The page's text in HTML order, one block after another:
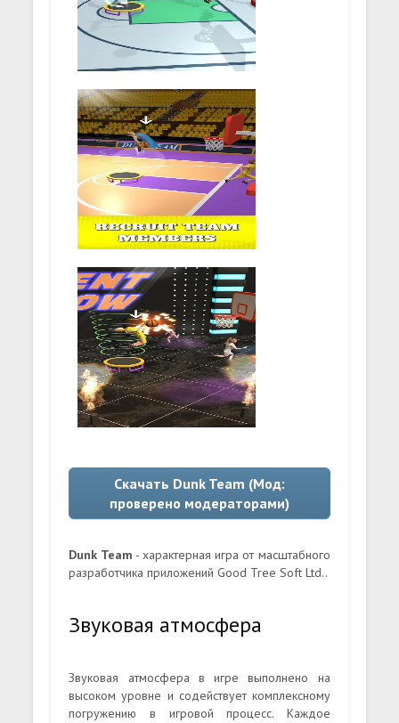
Скачать Dunk Team (Мод:
проверено модераторами)
Dunk Team - характерная игра от масштабного
разработчика приложений Good Tree Soft Ltd..
Звуковая атмосфера
Звуковая атмосфера в игре выполнено на
высоком уровне и содействует комплексному
погружению в игровой процесс. Каждое